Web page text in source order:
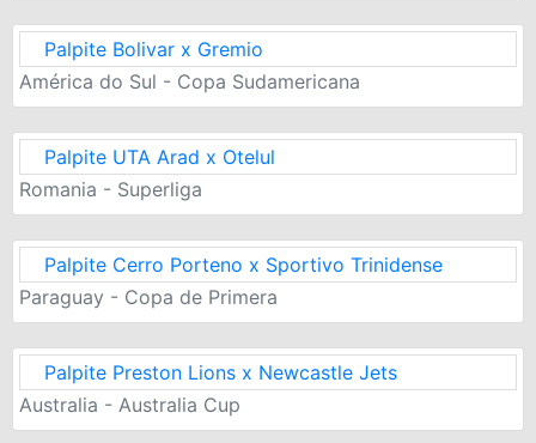
Palpite Bolivar x Gremio
América do Sul - Copa Sudamericana
Palpite UTA Arad x Otelul
Romania - Superliga
Palpite Cerro Porteno x Sportivo Trinidense
Paraguay - Copa de Primera
Palpite Preston Lions x Newcastle Jets
Australia - Australia Cup